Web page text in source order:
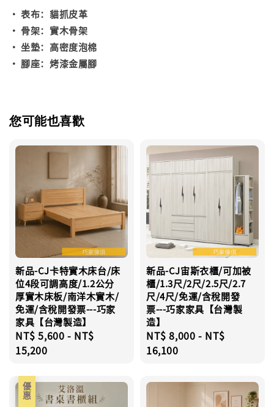
• 表布：貓抓皮革
• 骨架：實木骨架
• 坐墊：高密度泡棉
• 腳座：烤漆金屬腳
您可能也喜歡
新品-CJ卡特實木床台/床
位4段可調高度/1.2公分
厚實木床板/南洋木實木/
免運/含稅開發票---巧家
家具【台灣製造】
Regular
price
NT$ 5,600 - NT$
15,200
新品-CJ宙斯衣櫃/可加被
櫃/1.3尺/2尺/2.5尺/2.7
尺/4尺/免運/含稅開發
票---巧家家具【台灣製
造】
Regular
price
NT$ 8,000 - NT$
16,100
優惠